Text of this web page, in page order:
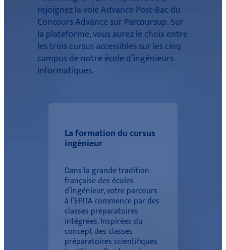
rejoignez la voie Advance Post-Bac du
Concours Advance sur Parcoursup. Sur
la plateforme, vous aurez le choix entre
les trois cursus accessibles sur les cinq
campus de notre école d’ingénieurs
informatiques.
La formation du cursus
ingénieur
Dans la grande tradition
française des écoles
d’ingénieur, votre parcours
à l’EPITA commence par des
classes préparatoires
intégrées. Inspirées du
concept des classes
préparatoires scientifiques